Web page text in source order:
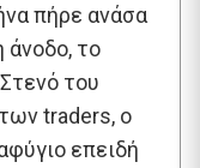
πήρε ανάσα
άνοδο, το
του
traders, ο
επειδή